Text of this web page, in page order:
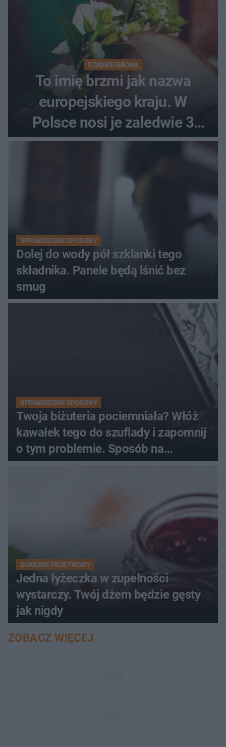
RZADKIE IMIONA
To imię brzmi jak nazwa
europejskiego kraju. W
Polsce nosi je zaledwie 3
kobiety
SPRAWDZONE SPOSOBY
Dolej do wody pół szklanki tego
składnika. Panele będą lśnić bez
smug
SPRAWDZONE SPOSOBY
Twoja biżuteria pociemniała? Włóż
kawałek tego do szuflady i zapomnij
o tym problemie. Sposób na
pociemniałą biżuterię
DOMOWE PRZETWORY
Jedna łyżeczka w zupełności
wystarczy. Twój dżem będzie gęsty
jak nigdy
ZOBACZ WIĘCEJ